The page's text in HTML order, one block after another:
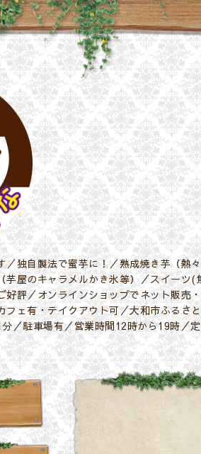
独自製法で蜜芋に！／熟成焼き芋（熱々
芋屋のキャラメルかき氷等）／スイーツ(
好評／オンラインショップでネット販売
フェ有・テイクアウト可／大和市ふるさ
／駐車場有／営業時間12時から19時／